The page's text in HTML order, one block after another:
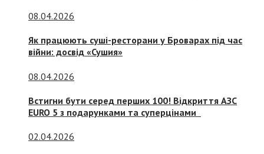
08.04.2026
Як працюють суші-ресторани у Броварах під час
війни: досвід «Сушия»
08.04.2026
Встигни бути серед перших 100! Відкриття АЗС
EURO 5 з подарунками та суперцінами
02.04.2026